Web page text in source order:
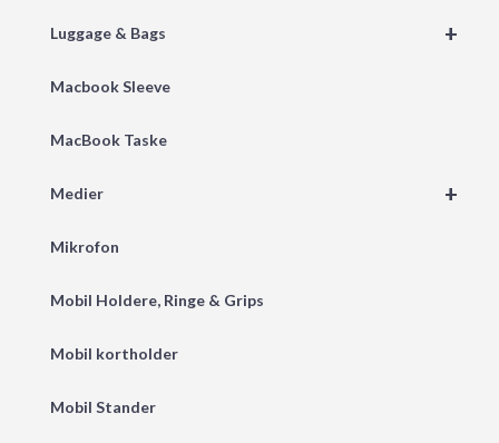
+
Luggage & Bags
Macbook Sleeve
MacBook Taske
+
Medier
Mikrofon
Mobil Holdere, Ringe & Grips
Mobil kortholder
Mobil Stander